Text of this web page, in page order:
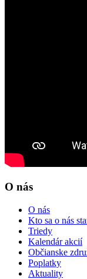
O nás
O nás
Kto sa o nás
Triedy
Kalendár akcií
Občianske
Poplatky
Aktuality